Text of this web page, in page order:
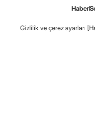
Haber
Gizlilik ve çerez ayarları